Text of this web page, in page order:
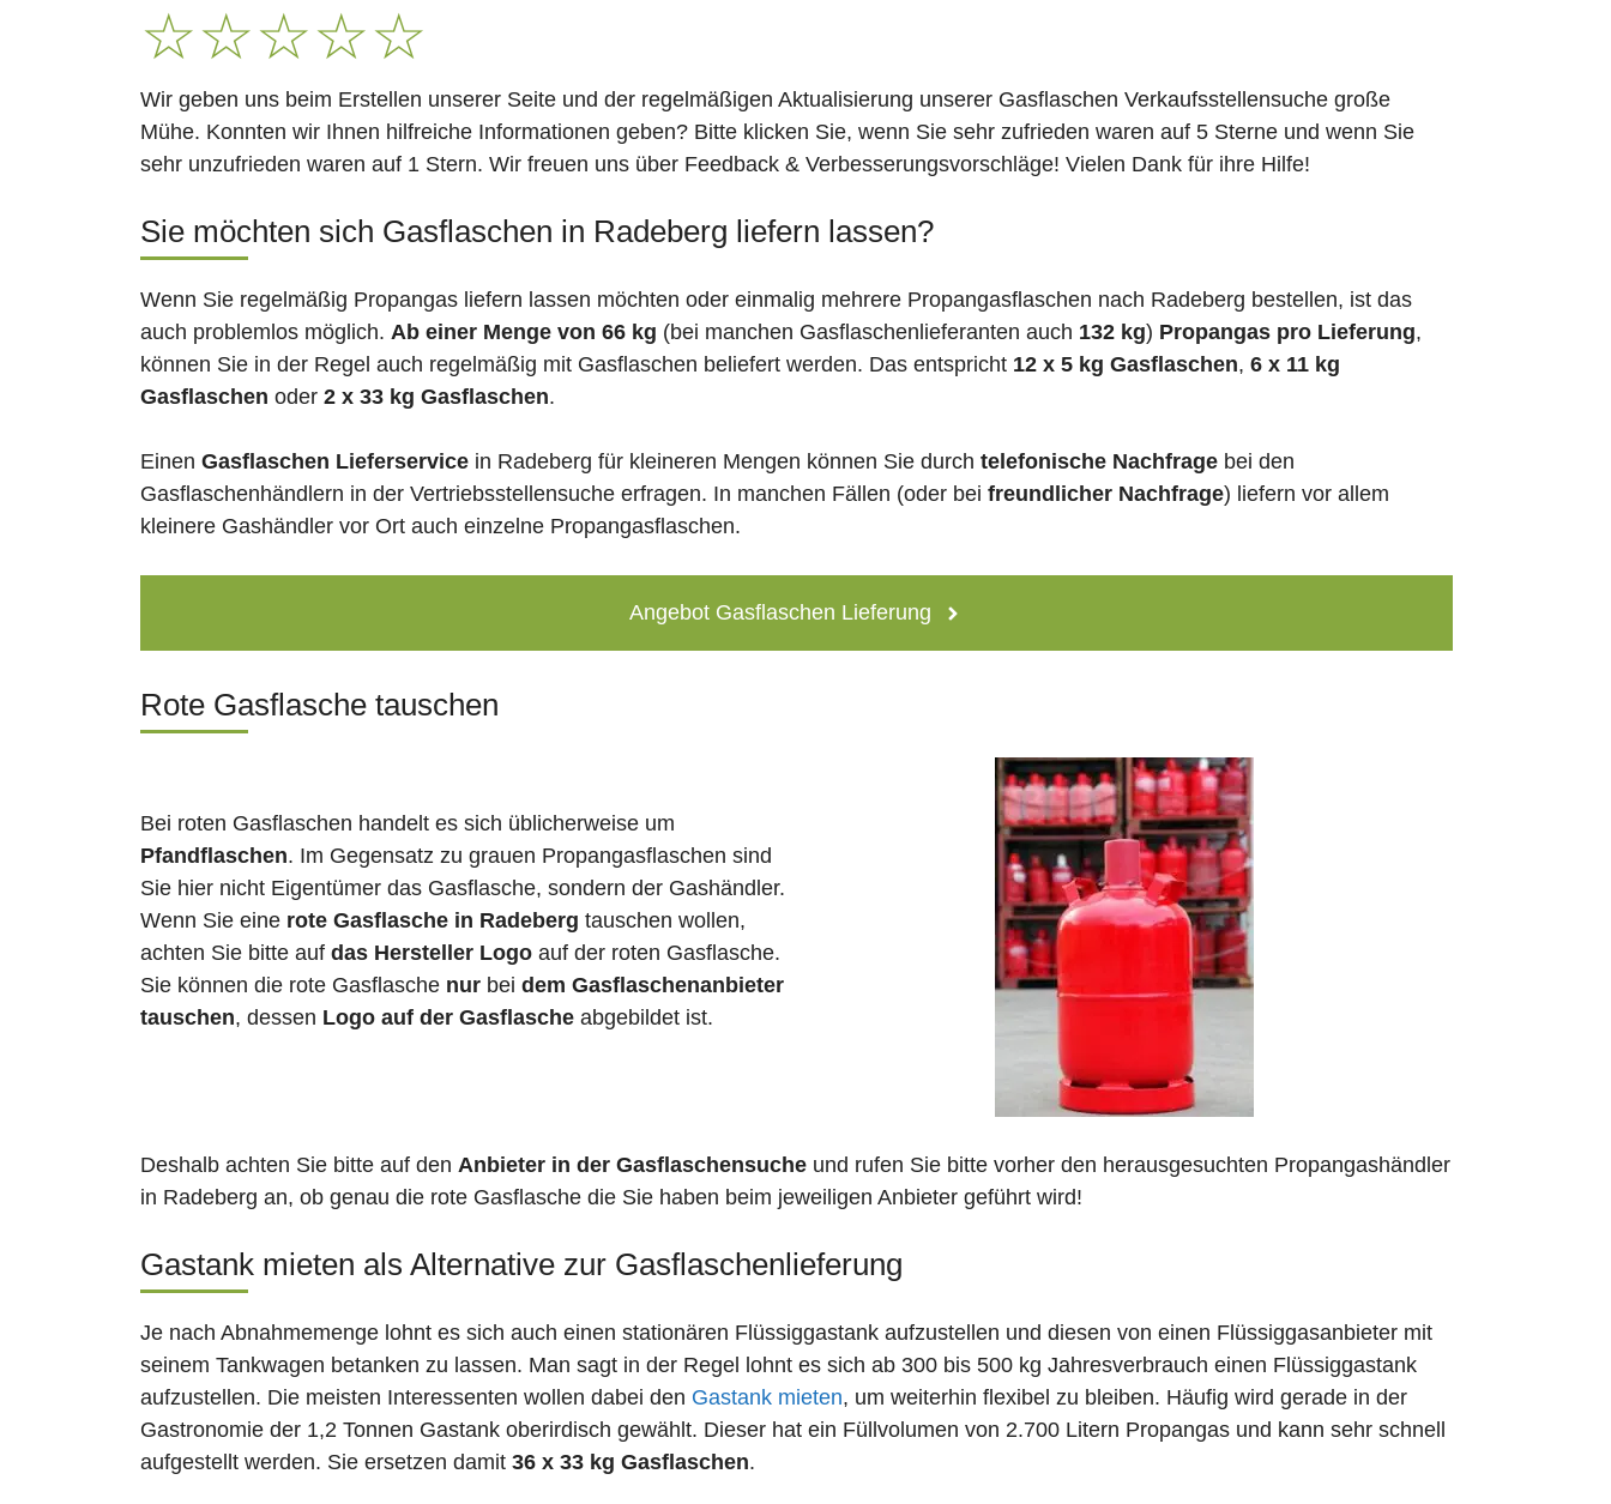
☆☆☆☆☆
Wir geben uns beim Erstellen unserer Seite und der regelmäßigen Aktualisierung unserer Gasflaschen Verkaufsstellensuche große
Mühe. Konnten wir Ihnen hilfreiche Informationen geben? Bitte klicken Sie, wenn Sie sehr zufrieden waren auf 5 Sterne und wenn Sie
sehr unzufrieden waren auf 1 Stern. Wir freuen uns über Feedback & Verbesserungsvorschläge! Vielen Dank für ihre Hilfe!
Sie möchten sich Gasflaschen in Radeberg liefern lassen?
Wenn Sie regelmäßig Propangas liefern lassen möchten oder einmalig mehrere Propangasflaschen nach Radeberg bestellen, ist das
auch problemlos möglich. Ab einer Menge von 66 kg (bei manchen Gasflaschenlieferanten auch 132 kg) Propangas pro Lieferung,
können Sie in der Regel auch regelmäßig mit Gasflaschen beliefert werden. Das entspricht 12 x 5 kg Gasflaschen, 6 x 11 kg
Gasflaschen oder 2 x 33 kg Gasflaschen.
Einen Gasflaschen Lieferservice in Radeberg für kleineren Mengen können Sie durch telefonische Nachfrage bei den
Gasflaschenhändlern in der Vertriebsstellensuche erfragen. In manchen Fällen (oder bei freundlicher Nachfrage) liefern vor allem
kleinere Gashändler vor Ort auch einzelne Propangasflaschen.
Angebot Gasflaschen Lieferung
Rote Gasflasche tauschen
Bei roten Gasflaschen handelt es sich üblicherweise um
Pfandflaschen. Im Gegensatz zu grauen Propangasflaschen sind
Sie hier nicht Eigentümer das Gasflasche, sondern der Gashändler.
Wenn Sie eine rote Gasflasche in Radeberg tauschen wollen,
achten Sie bitte auf das Hersteller Logo auf der roten Gasflasche.
Sie können die rote Gasflasche nur bei dem Gasflaschenanbieter
tauschen, dessen Logo auf der Gasflasche abgebildet ist.
Deshalb achten Sie bitte auf den Anbieter in der Gasflaschensuche und rufen Sie bitte vorher den herausgesuchten Propangashändler
in Radeberg an, ob genau die rote Gasflasche die Sie haben beim jeweiligen Anbieter geführt wird!
Gastank mieten als Alternative zur Gasflaschenlieferung
Je nach Abnahmemenge lohnt es sich auch einen stationären Flüssiggastank aufzustellen und diesen von einen Flüssiggasanbieter mit
seinem Tankwagen betanken zu lassen. Man sagt in der Regel lohnt es sich ab 300 bis 500 kg Jahresverbrauch einen Flüssiggastank
aufzustellen. Die meisten Interessenten wollen dabei den Gastank mieten, um weiterhin flexibel zu bleiben. Häufig wird gerade in der
Gastronomie der 1,2 Tonnen Gastank oberirdisch gewählt. Dieser hat ein Füllvolumen von 2.700 Litern Propangas und kann sehr schnell
aufgestellt werden. Sie ersetzen damit 36 x 33 kg Gasflaschen.